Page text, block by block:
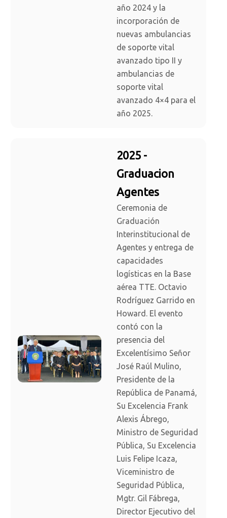
año 2024 y la
incorporación de
nuevas ambulancias
de soporte vital
avanzado tipo II y
ambulancias de
soporte vital
avanzado 4×4 para el
año 2025.
2025 -
Graduacion
Agentes
Ceremonia de
Graduación
Interinstitucional de
Agentes y entrega de
capacidades
logísticas en la Base
aérea TTE. Octavio
Rodríguez Garrido en
Howard. El evento
contó con la
presencia del
Excelentísimo Señor
José Raúl Mulino,
Presidente de la
República de Panamá,
Su Excelencia Frank
Alexis Ábrego,
Ministro de Seguridad
Pública, Su Excelencia
Luis Felipe Icaza,
Viceministro de
Seguridad Pública,
Mgtr. Gil Fábrega,
Director Ejecutivo del